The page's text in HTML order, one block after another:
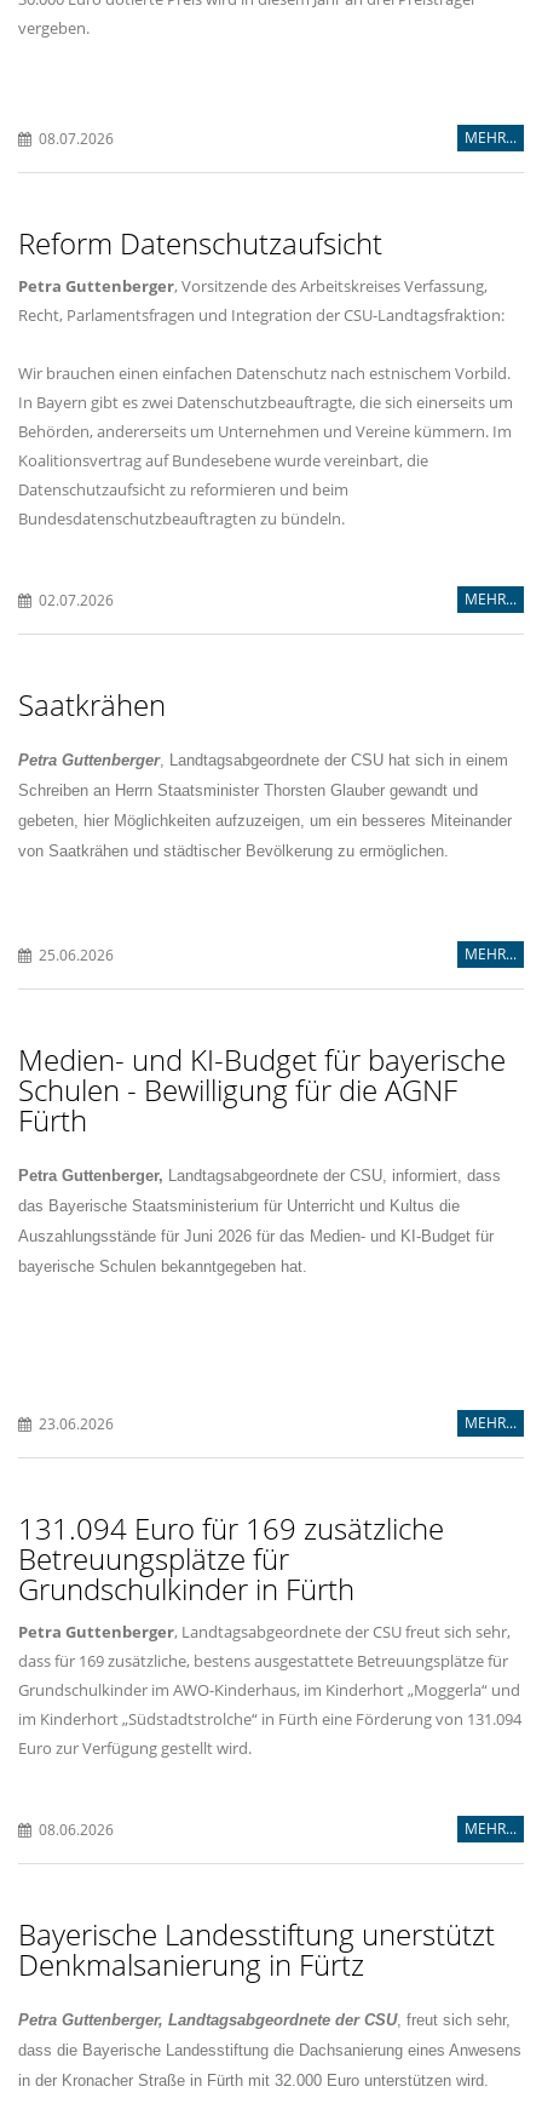
vergeben.
08.07.2026 MEHR...
Reform Datenschutzaufsicht
Petra Guttenberger, Vorsitzende des Arbeitskreises Verfassung,
Recht, Parlamentsfragen und Integration der CSU-Landtagsfraktion:
Wir brauchen einen einfachen Datenschutz nach estnischem Vorbild.
In Bayern gibt es zwei Datenschutzbeauftragte, die sich einerseits um
Behörden, andererseits um Unternehmen und Vereine kümmern. Im
Koalitionsvertrag auf Bundesebene wurde vereinbart, die
Datenschutzaufsicht zu reformieren und beim
Bundesdatenschutzbeauftragten zu bündeln.
02.07.2026 MEHR...
Saatkrähen
Petra Guttenberger, Landtagsabgeordnete der CSU hat sich in einem
Schreiben an Herrn Staatsminister Thorsten Glauber gewandt und
gebeten, hier Möglichkeiten aufzuzeigen, um ein besseres Miteinander
von Saatkrähen und städtischer Bevölkerung zu ermöglichen.
25.06.2026 MEHR...
Medien- und KI-Budget für bayerische
Schulen - Bewilligung für die AGNF
Fürth
Petra Guttenberger, Landtagsabgeordnete der CSU, informiert, dass
das Bayerische Staatsministerium für Unterricht und Kultus die
Auszahlungsstände für Juni 2026 für das Medien- und KI-Budget für
bayerische Schulen bekanntgegeben hat.
23.06.2026 MEHR...
131.094 Euro für 169 zusätzliche
Betreuungsplätze für
Grundschulkinder in Fürth
Petra Guttenberger, Landtagsabgeordnete der CSU freut sich sehr,
dass für 169 zusätzliche, bestens ausgestattete Betreuungsplätze für
Grundschulkinder im AWO-Kinderhaus, im Kinderhort „Moggerla“ und
im Kinderhort „Südstadtstrolche“ in Fürth eine Förderung von 131.094
Euro zur Verfügung gestellt wird.
08.06.2026 MEHR...
Bayerische Landesstiftung unerstützt
Denkmalsanierung in Fürtz
Petra Guttenberger, Landtagsabgeordnete der CSU, freut sich sehr,
dass die Bayerische Landesstiftung die Dachsanierung eines Anwesens
in der Kronacher Straße in Fürth mit 32.000 Euro unterstützen wird.